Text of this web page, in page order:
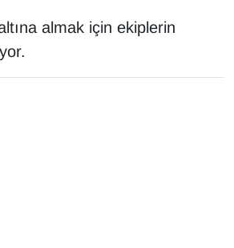
almak için ekiplerin